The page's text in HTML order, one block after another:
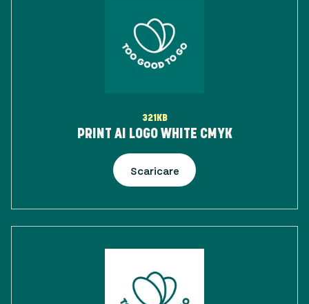
321KB
PRINT AI LOGO WHITE CMYK
Scaricare